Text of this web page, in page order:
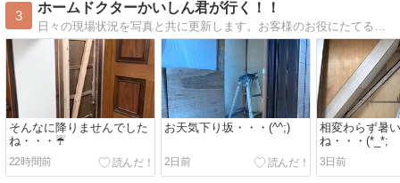
3
ホームドクターかいしん君が行く！！
そんなに降りませんでした
ね・・・☔
22時間前
お天気下り坂・・・(^^;)
2日前
相変わらず暑
ね・・・(*_*;
3日前